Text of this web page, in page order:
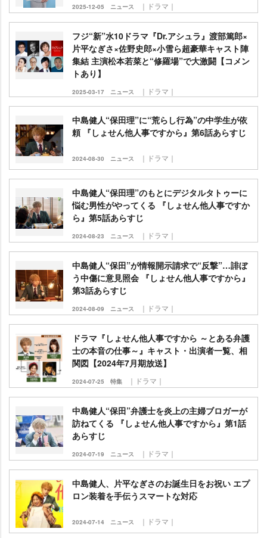
2025-12-05 ニュース ｜ドラマ｜
フジ“新”水10ドラマ『Dr.アシュラ』渡部篤郎×
片平なぎさ×佐野史郎×小雪ら超豪華キャスト陣
集結 主演松本若菜と“修羅場”で大激闘【コメン
トあり】
2025-03-17 ニュース ｜ドラマ｜
中島健人“保田理”に“荒らし行為”の中学生が依
頼 『しょせん他人事ですから』第6話あらすじ
2024-08-30 ニュース ｜ドラマ｜
中島健人“保田理”のもとにデジタルタトゥーに
悩む男性がやってくる 『しょせん他人事ですか
ら』第5話あらすじ
2024-08-23 ニュース ｜ドラマ｜
中島健人“保田”が情報開示請求で“反撃”…誹ぼ
う中傷に意見照会 『しょせん他人事ですから』
第3話あらすじ
2024-08-09 ニュース ｜ドラマ｜
ドラマ『しょせん他人事ですから ～とある弁護
士の本音の仕事～』キャスト・出演者一覧、相
関図【2024年7月期放送】
2024-07-25 特集 ｜ドラマ｜
中島健人“保田”弁護士を炎上の主婦ブロガーが
訪ねてくる 『しょせん他人事ですから』第1話
あらすじ
2024-07-19 ニュース ｜ドラマ｜
中島健人、片平なぎさのお誕生日をお祝い エプ
ロン装着を手伝うスマートな対応
2024-07-14 ニュース ｜ドラマ｜